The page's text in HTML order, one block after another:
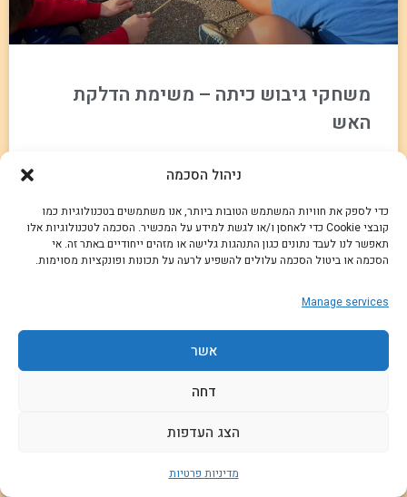
ניהול הסכמה
כדי לספק את חוויות המשתמש הטובות ביותר, אנו משתמשים בטכנולוגיות כמו
קובצי Cookie כדי לאחסן ו/או לגשת למידע על המכשיר. הסכמה לטכנולוגיות אלו
תאפשר לנו לעבד נתונים כגון התנהגות גלישה או מזהים ייחודיים באתר זה. אי
הסכמה או ביטול הסכמה עלולים להשפיע לרעה על תכונות ופונקציות מסוימות.
Manage services
אשר
דחה
הצג העדפות
מדיניות פרטיות
משחקי גיבוש כיתה – משימת הדלקת
האש
פעילות מיוחדת ומהנה בטירוף המשלבת אלמנטים מעולם הטבע,
לייצר חום ואף להדליק אש באמצעות חיכוך בין חלקי עץ!
קרא עוד »